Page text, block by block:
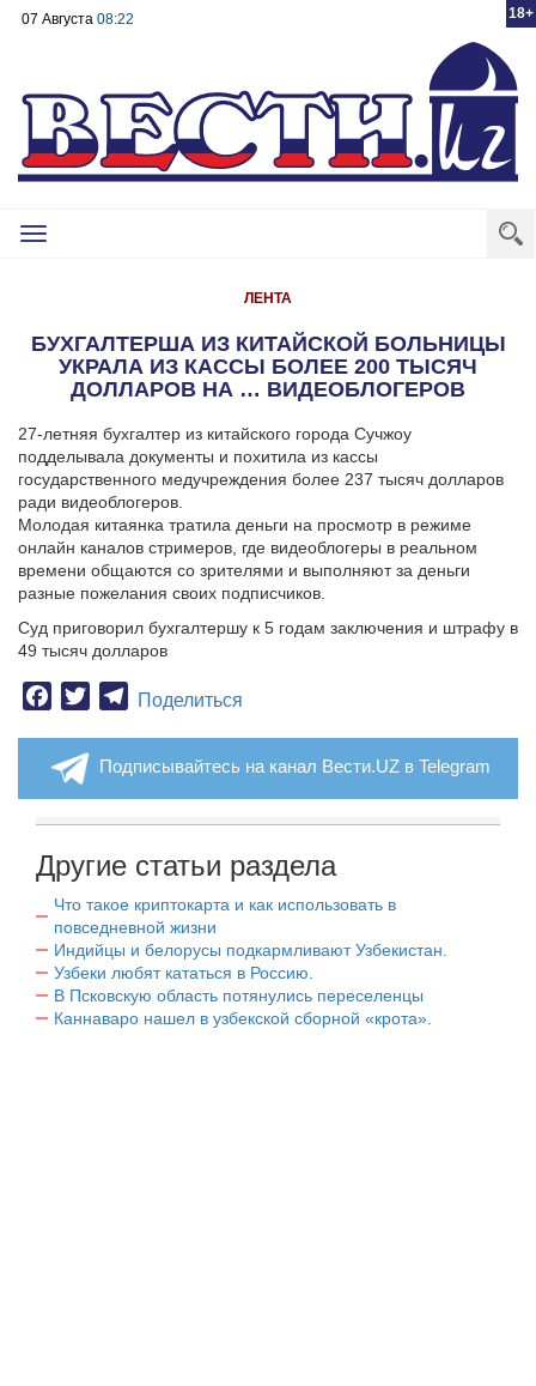
18+
07 Августа 08:22
Toggle
ЛЕНТА
БУХГАЛТЕРША ИЗ КИТАЙСКОЙ БОЛЬНИЦЫ
УКРАЛА ИЗ КАССЫ БОЛЕЕ 200 ТЫСЯЧ
ДОЛЛАРОВ НА … ВИДЕОБЛОГЕРОВ
27-летняя бухгалтер из китайского города Сучжоу
подделывала документы и похитила из кассы
государственного медучреждения более 237 тысяч долларов
ради видеоблогеров.
Молодая китаянка тратила деньги на просмотр в режиме
онлайн каналов стримеров, где видеоблогеры в реальном
времени общаются со зрителями и выполняют за деньги
разные пожелания своих подписчиков.
Суд приговорил бухгалтершу к 5 годам заключения и штрафу в
49 тысяч долларов
Facebook
TwitterTelegram
Поделиться
Подписывайтесь на канал Вести.UZ в Telegram
Другие статьи раздела
Что такое криптокарта и как использовать в
повседневной жизни
Индийцы и белорусы подкармливают Узбекистан.
Узбеки любят кататься в Россию.
В Псковскую область потянулись переселенцы
Каннаваро нашел в узбекской сборной «крота».